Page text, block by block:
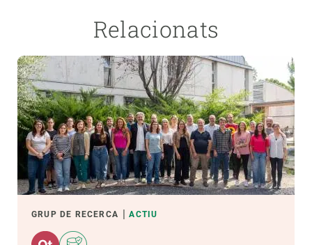
Relacionats
GRUP DE RECERCA ACTIU